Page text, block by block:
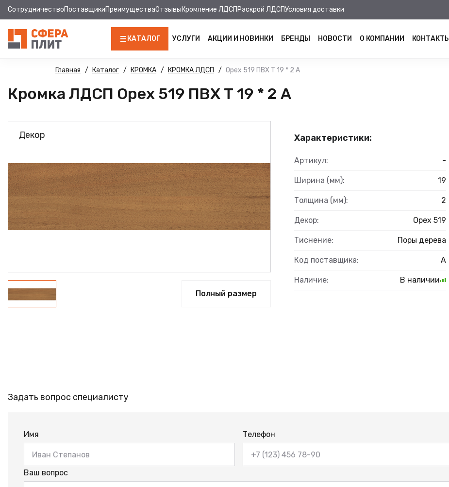
СотрудничествоПоставщикиПреимуществаОтзывыКромление ЛДСП Раскрой ЛДСПУсловия доставки
КАТАЛОГ
ЛДСП
КРОМКА
ХДФ
ДВПО
ФАНЕРА
УСЛУГИ АКЦИИ И НОВИНКИ БРЕНДЫ НОВОСТИ О КОМПАНИИ КОНТАКТЫ
Главная Каталог КРОМКА КРОМКА ЛДСП Орех 519 ПВХ Т 19 * 2 А
Кромка ЛДСП Орех 519 ПВХ Т 19 * 2 А
Декор
Полный размер
Характеристики:
Артикул: -
Ширина (мм): 19
Толщина (мм): 2
Декор: Орех 519
Тиснение: Поры дерева
Код поставщика: А
Наличие: В наличии
Задать вопрос специалисту
Имя Телефон
Ваш вопрос